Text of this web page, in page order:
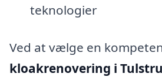
teknologier
Ved at vælge en
kloakrenovering i